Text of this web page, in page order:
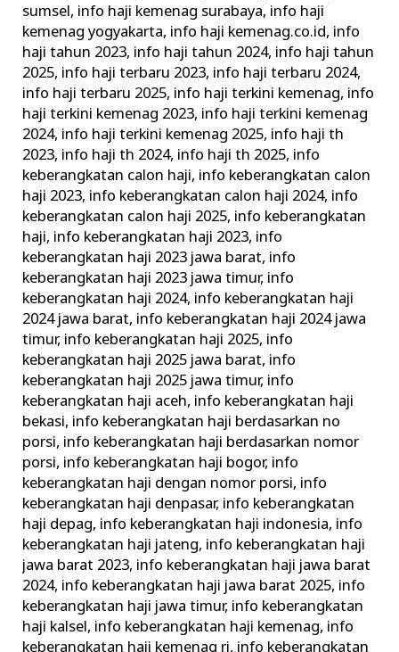
sumsel, info haji kemenag surabaya, info haji
kemenag yogyakarta, info haji kemenag.co.id, info
haji tahun 2023, info haji tahun 2024, info haji tahun
2025, info haji terbaru 2023, info haji terbaru 2024,
info haji terbaru 2025, info haji terkini kemenag, info
haji terkini kemenag 2023, info haji terkini kemenag
2024, info haji terkini kemenag 2025, info haji th
2023, info haji th 2024, info haji th 2025, info
keberangkatan calon haji, info keberangkatan calon
haji 2023, info keberangkatan calon haji 2024, info
keberangkatan calon haji 2025, info keberangkatan
haji, info keberangkatan haji 2023, info
keberangkatan haji 2023 jawa barat, info
keberangkatan haji 2023 jawa timur, info
keberangkatan haji 2024, info keberangkatan haji
2024 jawa barat, info keberangkatan haji 2024 jawa
timur, info keberangkatan haji 2025, info
keberangkatan haji 2025 jawa barat, info
keberangkatan haji 2025 jawa timur, info
keberangkatan haji aceh, info keberangkatan haji
bekasi, info keberangkatan haji berdasarkan no
porsi, info keberangkatan haji berdasarkan nomor
porsi, info keberangkatan haji bogor, info
keberangkatan haji dengan nomor porsi, info
keberangkatan haji denpasar, info keberangkatan
haji depag, info keberangkatan haji indonesia, info
keberangkatan haji jateng, info keberangkatan haji
jawa barat 2023, info keberangkatan haji jawa barat
2024, info keberangkatan haji jawa barat 2025, info
keberangkatan haji jawa timur, info keberangkatan
haji kalsel, info keberangkatan haji kemenag, info